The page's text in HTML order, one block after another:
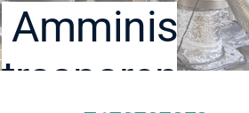
trasparente